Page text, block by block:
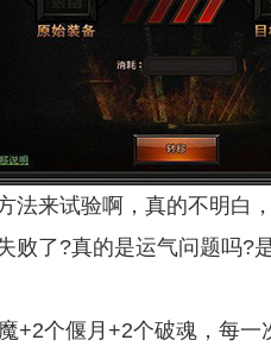
来试验啊，真的不明白
败了?真的是运气问题吗?
个偃月+2个破魂，每一